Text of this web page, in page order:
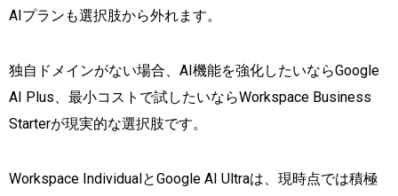
AIプランも選択肢から外れます。
独自ドメインがない場合、AI機能を強化したいならGoogle
AI Plus、最小コストで試したいならWorkspace Business
Starterが現実的な選択肢です。
Workspace IndividualとGoogle AI Ultraは、現時点では積極